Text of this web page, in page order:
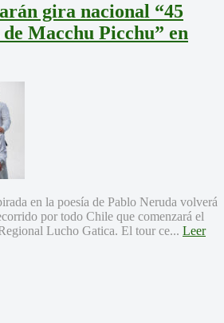
gira nacional “45
Macchu Picchu” en
en la poesía de Pablo Neruda volverá
por todo Chile que comenzará el
Lucho Gatica. El tour ce... Leer